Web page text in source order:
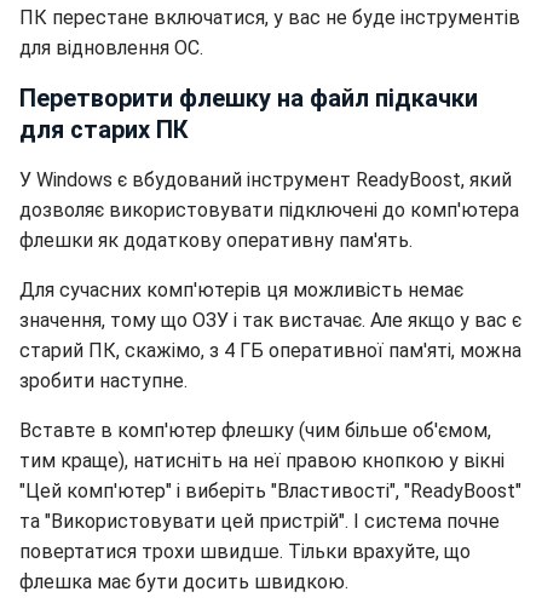
ПК перестане включатися, у вас не буде інструментів
для відновлення ОС.
Перетворити флешку на файл підкачки
для старих ПК
У Windows є вбудований інструмент ReadyBoost, який
дозволяє використовувати підключені до комп'ютера
флешки як додаткову оперативну пам'ять.
Для сучасних комп'ютерів ця можливість немає
значення, тому що ОЗУ і так вистачає. Але якщо у вас є
старий ПК, скажімо, з 4 ГБ оперативної пам'яті, можна
зробити наступне.
Вставте в комп'ютер флешку (чим більше об'ємом,
тим краще), натисніть на неї правою кнопкою у вікні
"Цей комп'ютер" і виберіть "Властивості", "ReadyBoost"
та "Використовувати цей пристрій". І система почне
повертатися трохи швидше. Тільки врахуйте, що
флешка має бути досить швидкою.